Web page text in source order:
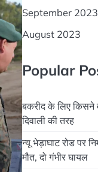
September 2023
August 2023
Popular
बकरीद के लिए किसने
दिवाली की तरह
न्यू भेड़ाघाट रोड पर
मौत, दो गंभीर घायल